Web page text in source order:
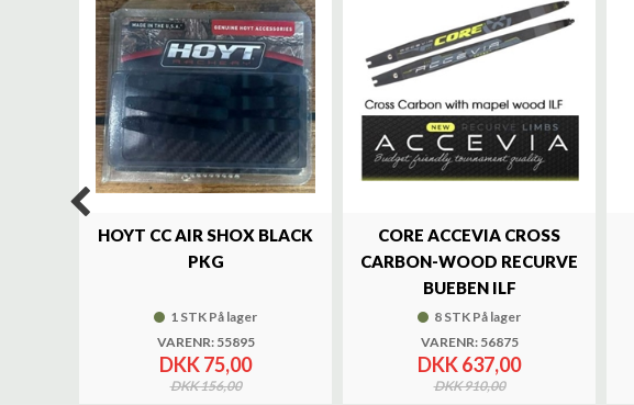
HOYT CC AIR SHOX BLACK
PKG
1 STK På lager
VARENR: 55895
DKK 75,00
DKK 156,00
CORE ACCEVIA CROSS
CARBON-WOOD RECURVE
BUEBEN ILF
8 STK På lager
VARENR: 56875
DKK 637,00
DKK 910,00